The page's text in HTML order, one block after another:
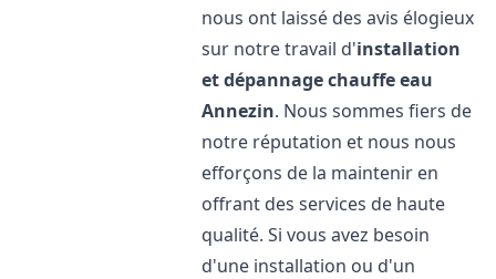
nous ont laissé des avis élogieux
sur notre travail d'installation
et dépannage chauffe eau
Annezin. Nous sommes fiers de
notre réputation et nous nous
efforçons de la maintenir en
offrant des services de haute
qualité. Si vous avez besoin
d'une installation ou d'un